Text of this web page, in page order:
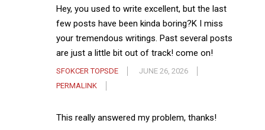
Hey, you used to write excellent, but the last
few posts have been kinda boring?K I miss
your tremendous writings. Past several posts
are just a little bit out of track! come on!
SFOKCER TOPSDE
JUNE 26, 2026
PERMALINK
This really answered my problem, thanks!